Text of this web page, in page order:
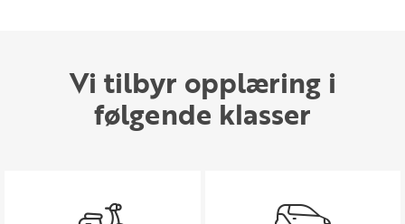
Vi tilbyr opplæring i
følgende klasser